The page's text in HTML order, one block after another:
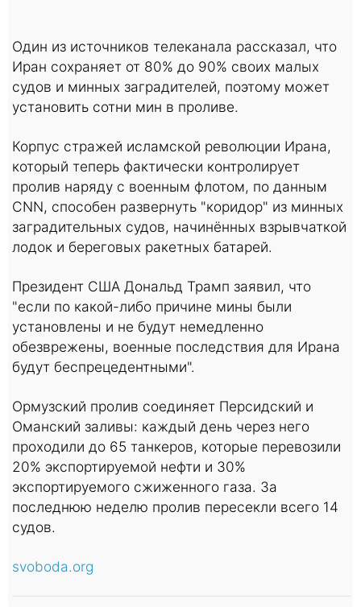
Один из источников телеканала рассказал, что
Иран сохраняет от 80% до 90% своих малых
судов и минных заградителей, поэтому может
установить сотни мин в проливе.
Корпус стражей исламской революции Ирана,
который теперь фактически контролирует
пролив наряду с военным флотом, по данным
CNN, способен развернуть "коридор" из минных
заградительных судов, начинённых взрывчаткой
лодок и береговых ракетных батарей.
Президент США Дональд Трамп заявил, что
"если по какой-либо причине мины были
установлены и не будут немедленно
обезврежены, военные последствия для Ирана
будут беспрецедентными".
Ормузский пролив соединяет Персидский и
Оманский заливы: каждый день через него
проходили до 65 танкеров, которые перевозили
20% экспортируемой нефти и 30%
экспортируемого сжиженного газа. За
последнюю неделю пролив пересекли всего 14
судов.
svoboda.org